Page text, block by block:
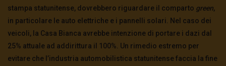
stampa statunitense, dovrebbero riguardare il comparto green,
in particolare le auto elettriche e i pannelli solari. Nel caso dei
veicoli, la Casa Bianca avrebbe intenzione di portare i dazi dal
25% attuale ad addirittura il 100%. Un rimedio estremo per
evitare che l’industria automobilistica statunitense faccia la fine